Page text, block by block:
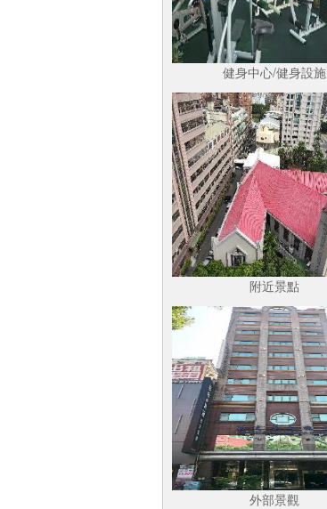
健身中心/健身設施
附近景點
外部景觀